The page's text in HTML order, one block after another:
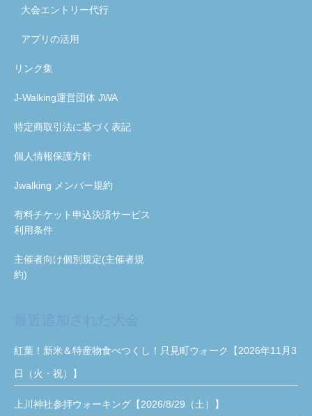
大会エントリー代行
アプリの活用
リンク集
J-Walking運営団体 JWA
特定商取引法に基づく表記
個人情報保護方針
Jwalking メンバー規約
有料チケット申込決済サービス
利用条件
主催者向け個別規定(主催者規
約)
紅葉！新米＆特産物食べつくし！只見町ウォーク【2026年11月3
日（火・祝）】
上川神社参拝ウォーキング【2026/8/29（土）】